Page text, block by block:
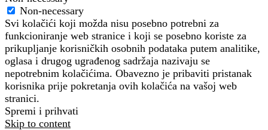
Non-necessary
Svi kolačići koji možda nisu posebno potrebni za
funkcioniranje web stranice i koji se posebno koriste za
prikupljanje korisničkih osobnih podataka putem analitike,
oglasa i drugog ugrađenog sadržaja nazivaju se
nepotrebnim kolačićima. Obavezno je pribaviti pristanak
korisnika prije pokretanja ovih kolačića na vašoj web
stranici.
Spremi i prihvati
Skip to content